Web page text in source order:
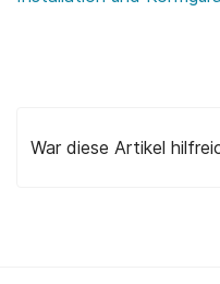
War diese Artikel